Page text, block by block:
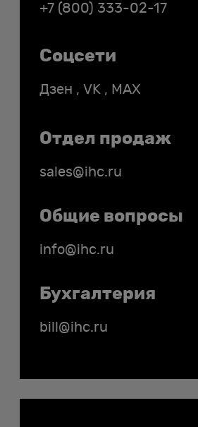
+7 (800) 333-02-17
Соцсети
Дзен , VK , MAX
Отдел продаж
sales@ihc.ru
Общие вопросы
info@ihc.ru
Бухгалтерия
bill@ihc.ru